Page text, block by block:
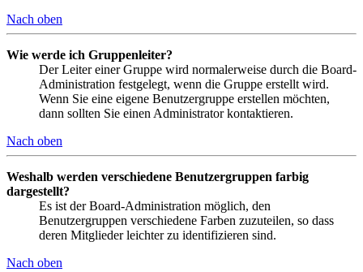
Nach oben
Wie werde ich Gruppenleiter?
Der Leiter einer Gruppe wird normalerweise durch die Board-
Administration festgelegt, wenn die Gruppe erstellt wird.
Wenn Sie eine eigene Benutzergruppe erstellen möchten,
dann sollten Sie einen Administrator kontaktieren.
Nach oben
Weshalb werden verschiedene Benutzergruppen farbig
dargestellt?
Es ist der Board-Administration möglich, den
Benutzergruppen verschiedene Farben zuzuteilen, so dass
deren Mitglieder leichter zu identifizieren sind.
Nach oben